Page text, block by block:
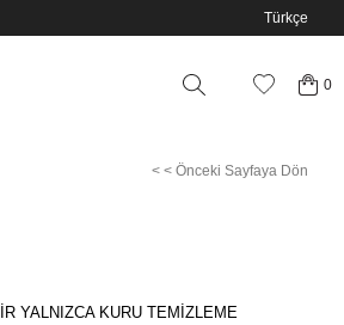
Türkçe
0
< < Önceki Sayfaya Dön
YALNIZCA KURU TEMİZLEME